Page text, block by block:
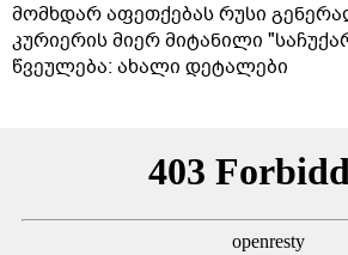
მომხდარ აფეთქებას რუსი
კურიერის მიერ მიტანილი
წვეულება: ახალი დეტალები